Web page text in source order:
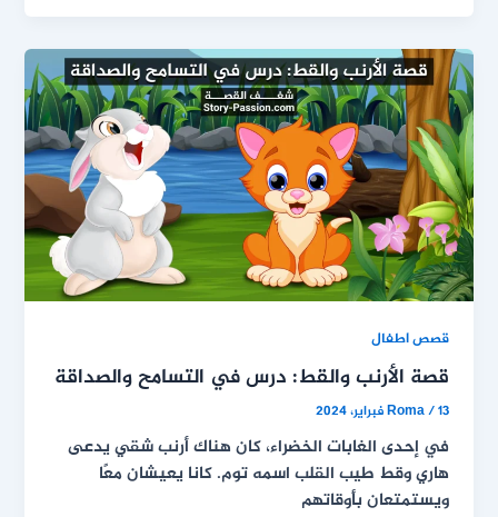
قصص اطفال
قصة الأرنب والقط: درس في التسامح والصداقة
Roma/13 فبراير، 2024
في إحدى الغابات الخضراء، كان هناك أرنب شقي يدعى
هاري وقط طيب القلب اسمه توم. كانا يعيشان معًا
ويستمتعان بأوقاتهم